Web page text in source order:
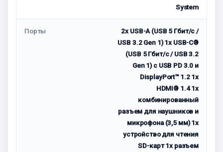
System
Порты
2x USB-A (USB 5 Гбит/с /
USB 3.2 Gen 1) 1x USB-C®
(USB 5 Гбит/с / USB 3.2
Gen 1) с USB PD 3.0 и
DisplayPort™ 1.2 1x
HDMI® 1.4 1x
комбинированный
разъем для наушников и
микрофона (3,5 мм) 1x
устройство для чтения
SD-карт 1x разъем